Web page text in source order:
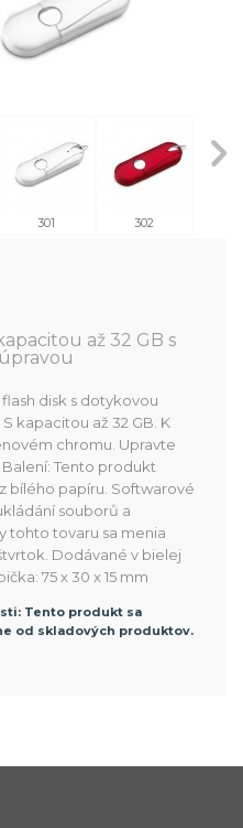
301 302
až 32 GB s
disk s dotykovou
kapacitou až 32 GB. K
chromu. Upravte
Tento produkt
bílého papíru. Softwarové
souborů a
tohto tovaru sa menia
Dodávané v bielej
75 x 30 x 15 mm
Tento produkt sa
od skladových produktov.